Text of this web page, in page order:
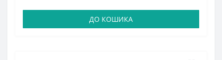
ДО КОШИКА